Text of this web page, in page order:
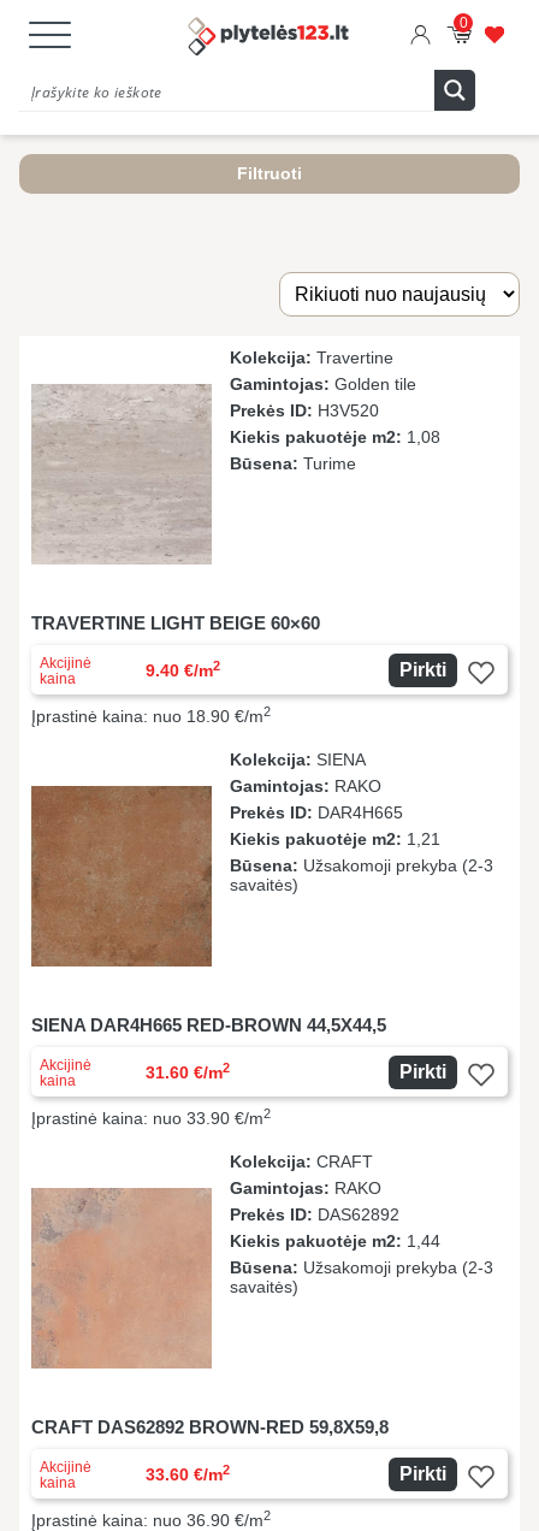
0
Filtruoti
Kolekcija: Travertine
Gamintojas: Golden tile
Prekės ID: Н3V520
Kiekis pakuotėje m2: 1,08
Būsena: Turime
TRAVERTINE LIGHT BEIGE 60×60
Akcijinė
kaina
9.40 €/m2 Pirkti
Įprastinė kaina: nuo 18.90 €/m2
Kolekcija: SIENA
Gamintojas: RAKO
Prekės ID: DAR4H665
Kiekis pakuotėje m2: 1,21
Būsena: Užsakomoji prekyba (2-3
savaitės)
SIENA DAR4H665 RED-BROWN 44,5X44,5
Akcijinė
kaina
31.60 €/m2 Pirkti
Įprastinė kaina: nuo 33.90 €/m2
Kolekcija: CRAFT
Gamintojas: RAKO
Prekės ID: DAS62892
Kiekis pakuotėje m2: 1,44
Būsena: Užsakomoji prekyba (2-3
savaitės)
CRAFT DAS62892 BROWN-RED 59,8X59,8
Akcijinė
kaina
33.60 €/m2 Pirkti
Įprastinė kaina: nuo 36.90 €/m2